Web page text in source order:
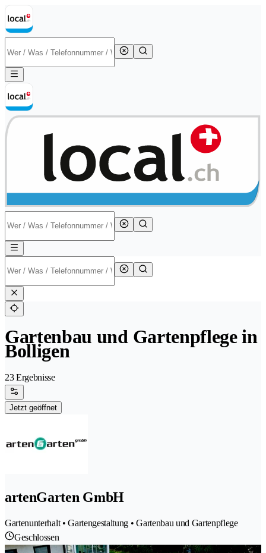
Gartenbau und Gartenpflege in
Bolligen
23 Ergebnisse
Jetzt geöffnet
artenGarten GmbH
Gartenunterhalt • Gartengestaltung • Gartenbau und Gartenpflege
Geschlossen